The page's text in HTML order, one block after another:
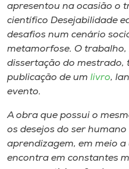
apresentou na ocasião o
científico Desejabilidade
desafios num cenário
metamorfose. O
dissertação do mestrado,
publicação de um livro,
evento.
A obra que possui o
os desejos do ser
aprendizagem, em meio a
encontra em constantes